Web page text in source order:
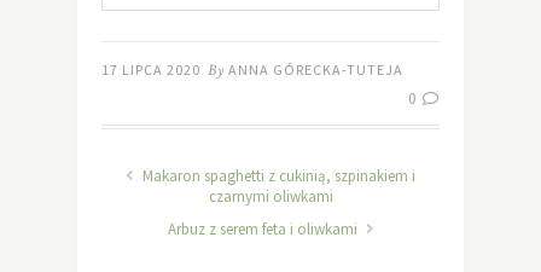
17 LIPCA 2020 By ANNA GÓRECKA-TUTEJA
0
Makaron spaghetti z cukinią, szpinakiem i
czarnymi oliwkami
Arbuz z serem feta i oliwkami